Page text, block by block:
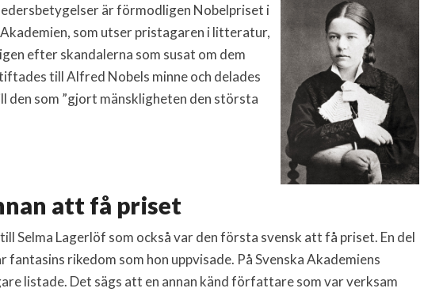
är förmodligen Nobelpriset i
som utser pristagaren i litteratur,
efter skandalerna som susat om dem
till Alfred Nobels minne och delades
som ”gjort mänskligheten den största
att få priset
Selma Lagerlöf som också var den första svensk att få priset. En del
rikedom som hon uppvisade. På Svenska Akademiens
listade. Det sägs att en annan känd författare som var verksam